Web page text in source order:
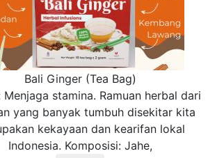
Bali Ginger (Tea Bag)
Menjaga stamina. Ramuan herbal dari
yang banyak tumbuh disekitar kita
kekayaan dan kearifan lokal
Indonesia. Komposisi: Jahe,